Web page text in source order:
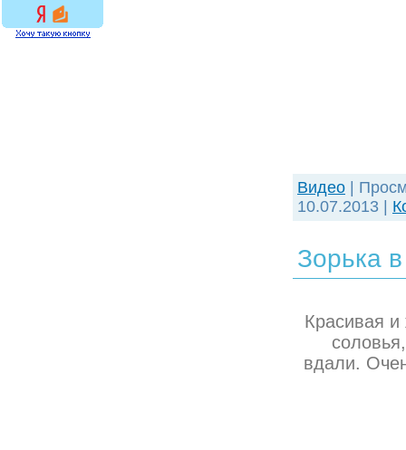
Видео |
10.07.2013 |
Зорька
Красивая
вдали.